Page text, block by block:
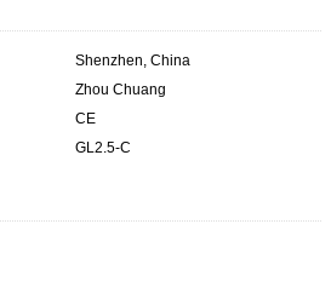
Shenzhen, China
Zhou Chuang
CE
GL2.5-C